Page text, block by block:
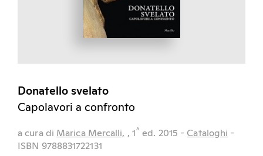
Donatello svelato
Capolavori a confronto
a cura di Marica Mercalli, , 1^ ed. 2015 - Cataloghi -
ISBN 9788831722131